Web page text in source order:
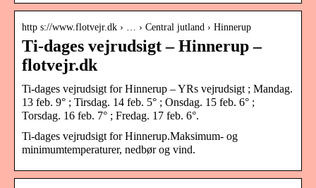
http s://www.flotvejr.dk › … › Central jutland › Hinnerup
Ti-dages vejrudsigt – Hinnerup –
flotvejr.dk
Ti-dages vejrudsigt for Hinnerup – YRs vejrudsigt ; Mandag.
13 feb. 9° ; Tirsdag. 14 feb. 5° ; Onsdag. 15 feb. 6° ;
Torsdag. 16 feb. 7° ; Fredag. 17 feb. 6°.
Ti-dages vejrudsigt for Hinnerup.Maksimum- og
minimumtemperaturer, nedbør og vind.